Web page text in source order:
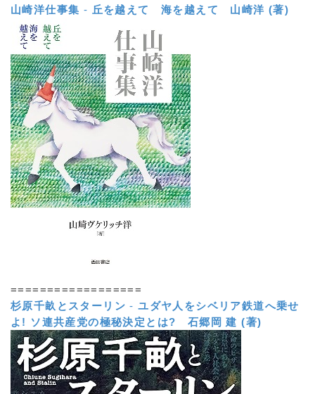
山崎洋仕事集 - 丘を越えて 海を越えて 山崎洋 (著)
==================
杉原千畝とスターリン -ユダヤ人をシベリア鉄道へ乗せ
よ! ソ連共産党の極秘決定とは?
石郷岡 建 (著)